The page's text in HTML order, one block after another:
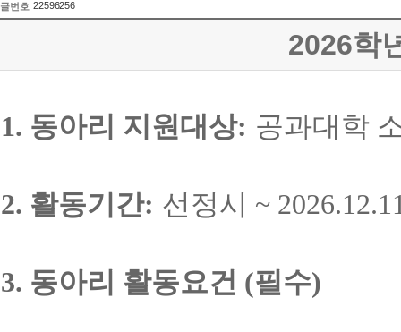
글번호 22596256
2026학
1. 동아리 지원대상: 공과대학
2. 활동기간: 선정시 ~
3. 동아리 활동요건 (필수)